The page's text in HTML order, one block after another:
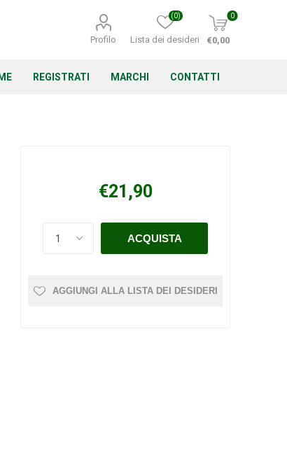
Profilo Lista dei desideri
(0) 0
€0,00
REGISTRATI MARCHI
Echo
CONTATTI
€21,90
AGGIUNGI ALLA LISTA DEI DESIDERI